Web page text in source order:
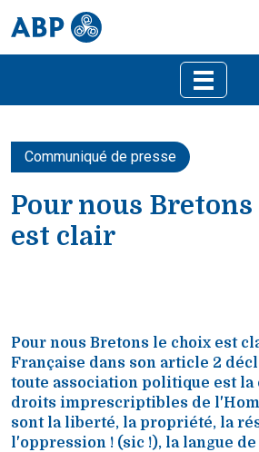
Communiqué de presse
Pour nous
est clair
Pour nous Bretons le choix est
Française dans son article 2
toute association politique est la
droits imprescriptibles de
sont la liberté, la propriété, la
l'oppression ! (sic !), la langue